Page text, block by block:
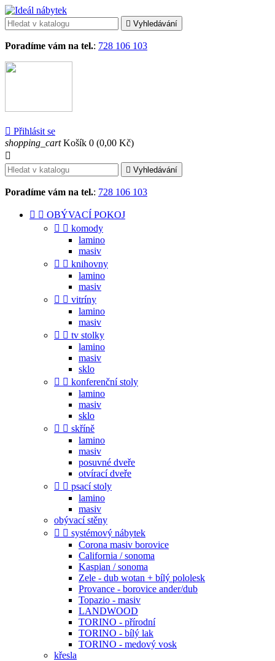
 Vyhledávání
Poradíme vám na tel.: 728 106 103
 Přihlásit se
shopping_cart Košík 0 (0,00 Kč)

 Vyhledávání
Poradíme vám na tel.: 728 106 103
  OBÝVACÍ POKOJ
  komody
lamino
masiv
  knihovny
lamino
masiv
  vitríny
lamino
masiv
  tv stolky
lamino
masiv
sklo
  konferenční stoly
lamino
masiv
sklo
  skříně
lamino
masiv
posuvné dveře
otvírací dveře
  psací stoly
lamino
masiv
obývací stěny
  systémový nábytek
Corona masiv borovice
California / sonoma
Kaspian / sonoma
Zele - dub wotan + bílý pololesk
Provance - borovice ander/dub
Topazio - masiv
LANDWOOD
TORINO - přírodní
TORINO - bílý lak
TORINO - medový vosk
křesla